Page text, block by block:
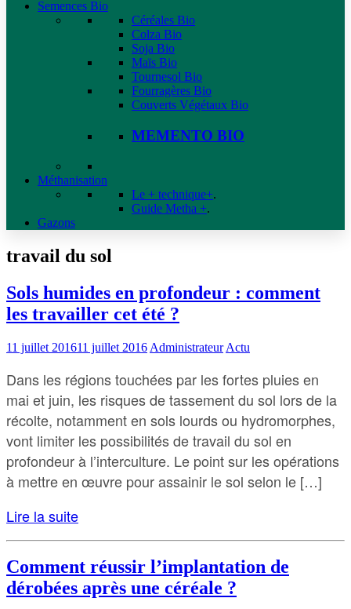
Semences Bio
Céréales Bio
Colza Bio
Soja Bio
Maïs Bio
Tournesol Bio
Fourragères Bio
Couverts Végétaux Bio
MEMENTO BIO
Méthanisation
Le + technique+.
Guide Metha +.
Gazons
travail du sol
Sols humides en profondeur : comment
les travailler cet été ?
11 juillet 201611 juillet 2016 Administrateur Actu
Dans les régions touchées par les fortes pluies en
mai et juin, les risques de tassement du sol lors de la
récolte, notamment en sols lourds ou hydromorphes,
vont limiter les possibilités de travail du sol en
profondeur à l’interculture. Le point sur les opérations
à mettre en œuvre pour assainir le sol selon le […]
Lire la suite
Comment réussir l’implantation de
dérobées après une céréale ?